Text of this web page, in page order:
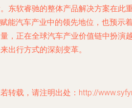
东软睿驰的整体产品解决方案在此
能汽车产业中的领先地位，也预示
，正在全球汽车产业价值链中扮演
出行方式的深刻变革。
转载，请注明出处：http://